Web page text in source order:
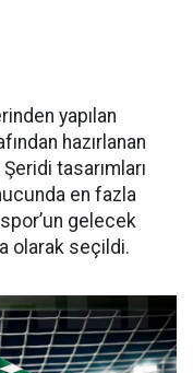
yapılan
hazırlanan
tasarımları
en fazla
gelecek
olarak seçildi.